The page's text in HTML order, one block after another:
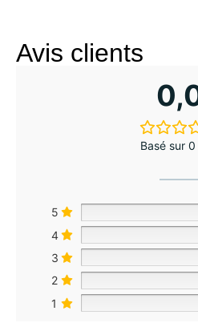
Avis clients
Basé sur
5
4
3
2
1